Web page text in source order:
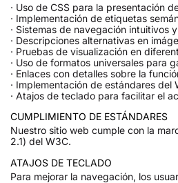
· Uso de CSS para la presentación
· Implementación de etiquetas
· Sistemas de navegación intuitivos
· Descripciones alternativas en
· Pruebas de visualización en
· Uso de formatos universales para
· Enlaces con detalles sobre la
· Implementación de estándares
· Atajos de teclado para facilitar el
CUMPLIMIENTO DE ESTÁNDARES
Nuestro sitio web cumple con la
2.1) del W3C.
ATAJOS DE TECLADO
Para mejorar la navegación, los